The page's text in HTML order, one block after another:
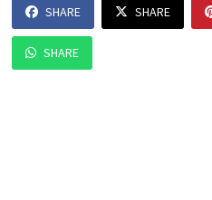
SHARE SHARE
SHARE